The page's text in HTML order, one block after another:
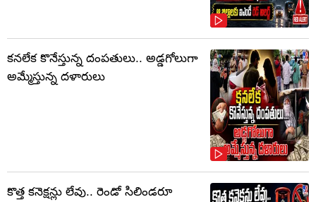
కనలేక కొనేస్తున్న దంపతులు.. అడ్డగోలుగా
అమ్మేస్తున్న దళారులు
కొత్త కనెక్షన్లు లేవు.. రెండో సిలిండరూ